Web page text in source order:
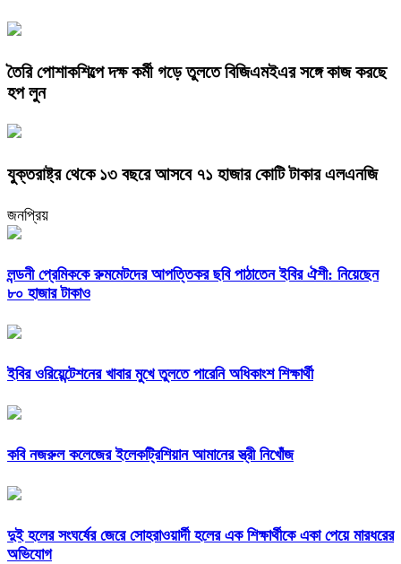
তৈরি পোশাকশিল্পে দক্ষ কর্মী গড়ে তুলতে বিজিএমইএর সঙ্গে কাজ করছে
হপ লুন
যুক্তরাষ্ট্র থেকে ১৩ বছরে আসবে ৭১ হাজার কোটি টাকার এলএনজি
জনপ্রিয়
লন্ডনী প্রেমিককে রুমমেটদের আপত্তিকর ছবি পাঠাতেন ইবির ঐশী: নিয়েছেন
৮০ হাজার টাকাও
ইবির ওরিয়েন্টেশনের খাবার মুখে তুলতে পারেনি অধিকাংশ শিক্ষার্থী
কবি নজরুল কলেজের ইলেকট্রিশিয়ান আমানের স্ত্রী নিখোঁজ
দুই হলের সংঘর্ষের জেরে সোহরাওয়ার্দী হলের এক শিক্ষার্থীকে একা পেয়ে মারধরের
অভিযোগ